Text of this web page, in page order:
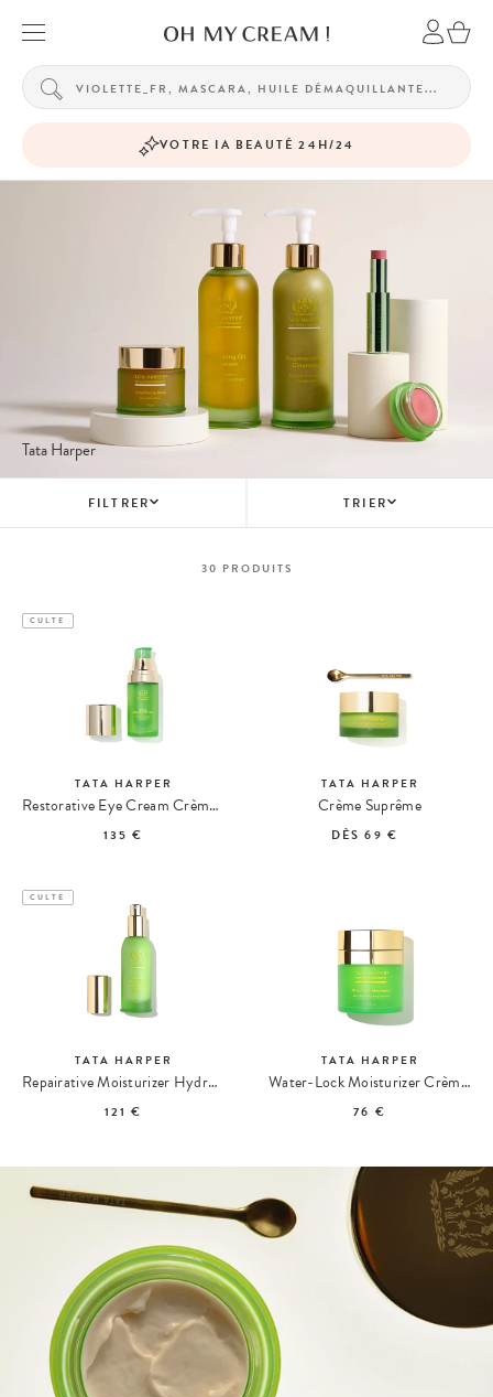
VOTRE IA BEAUTÉ 24H/24
Tata Harper
FILTRER TRIER
30 PRODUITS
CULTE
TATA HARPER
Restorative Eye Cream Crème Réparatrice Yeux
135 €
TATA HARPER
Crème Suprême
DÈS69 €
CULTE
TATA HARPER
Repairative Moisturizer Hydratant Réparateur
121 €
TATA HARPER
Water-Lock Moisturizer Crème Ultra-Hydratante
76 €